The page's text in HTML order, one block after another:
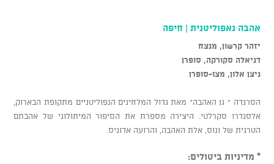
אהבה נאפוליטנית | חיפה
יזהר קרשון, מנצח
דניאלה סקורקה, סופרן
ניצן אלון, מצו-סופרן
הסרנדה " גן האהבה" מאת גדול המלחינים הנפוליטניים מתקופת הבארוק,
אלסנדרו סקרלטי. היצירה מספרת את הסיפור המיתולוגי של אהבתם
הטרגית של ונוס, אלת האהבה, והרועה אדוניס.
* מדיניות ביטולים: